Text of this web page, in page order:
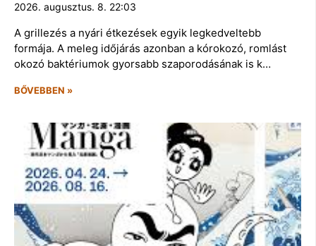
2026. augusztus. 8. 22:03
A grillezés a nyári étkezések egyik legkedveltebb
formája. A meleg időjárás azonban a kórokozó, romlást
okozó baktériumok gyorsabb szaporodásának is k…
BŐVEBBEN »